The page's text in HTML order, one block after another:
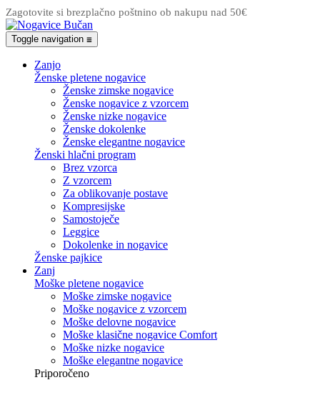
Zagotovite si brezplačno poštnino ob nakupu nad 50€
Toggle navigation ☰
Zanjo
Ženske pletene nogavice
Ženske zimske nogavice
Ženske nogavice z vzorcem
Ženske nizke nogavice
Ženske dokolenke
Ženske elegantne nogavice
Ženski hlačni program
Brez vzorca
Z vzorcem
Za oblikovanje postave
Kompresijske
Samostoječe
Leggice
Dokolenke in nogavice
Ženske pajkice
Zanj
Moške pletene nogavice
Moške zimske nogavice
Moške nogavice z vzorcem
Moške delovne nogavice
Moške klasične nogavice Comfort
Moške nizke nogavice
Moške elegantne nogavice
Priporočeno